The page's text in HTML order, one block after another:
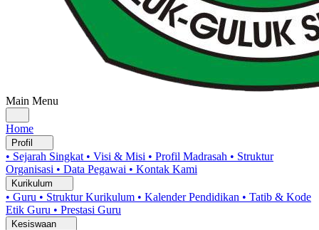
Main Menu
Home
Profil
• Sejarah Singkat • Visi & Misi • Profil Madrasah • Struktur
Organisasi • Data Pegawai • Kontak Kami
Kurikulum
• Guru • Struktur Kurikulum • Kalender Pendidikan • Tatib & Kode
Etik Guru • Prestasi Guru
Kesiswaan